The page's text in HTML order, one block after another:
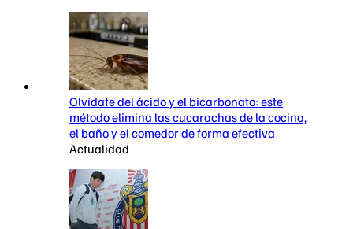
Olvídate del ácido y el bicarbonato: este
método elimina las cucarachas de la cocina,
el baño y el comedor de forma efectiva
Actualidad